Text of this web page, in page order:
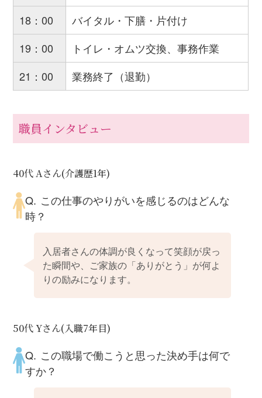
18：00
バイタル・下膳・片付け
19：00
トイレ・オムツ交換、事務作業
21：00
業務終了（退勤）
職員インタビュー
40代 Aさん(介護歴1年)
この仕事のやりがいを感じるのはどんな
時？
入居者さんの体調が良くなって笑顔が戻っ
た瞬間や、ご家族の「ありがとう」が何よ
りの励みになります。
50代 Yさん(入職7年目)
この職場で働こうと思った決め手は何で
すか？